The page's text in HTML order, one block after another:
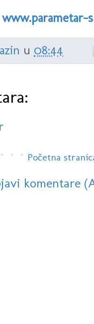
www.parametar-
u 08:44
Početna
komentare